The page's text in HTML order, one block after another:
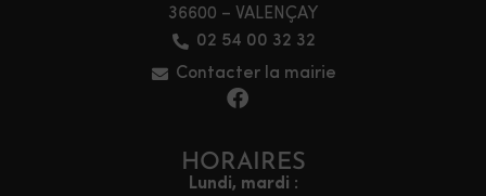
36600 – VALENÇAY
02 54 00 32 32
Contacter la mairie
HORAIRES
Lundi, mardi :